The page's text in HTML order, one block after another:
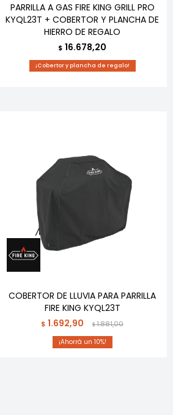
PARRILLA A GAS FIRE KING GRILL PRO
KYQL23T + COBERTOR Y PLANCHA DE
HIERRO DE REGALO
$ 16.678,20
¡Cobertor y plancha de regalo!
COBERTOR DE LLUVIA PARA PARRILLA
FIRE KING KYQL23T
$ 1.692,90 $1.881,00
10